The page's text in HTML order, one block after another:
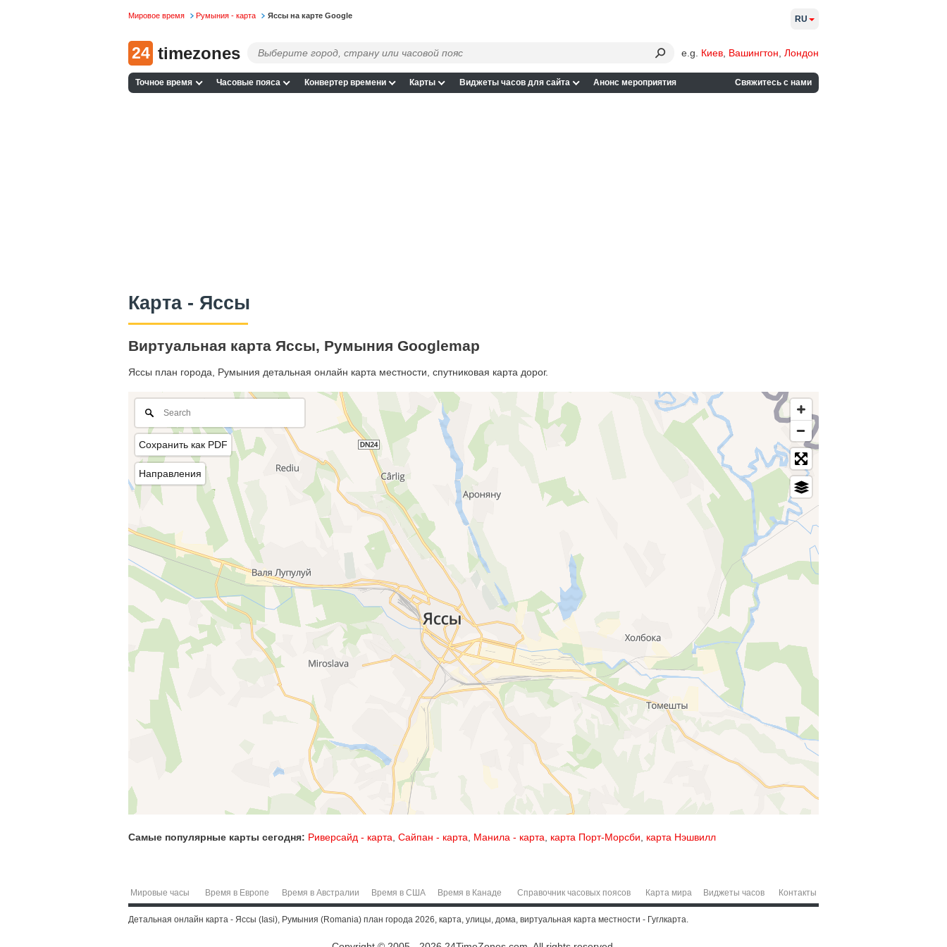
Мировое время Румыния - карта Яссы на карте Google
24 timezones e.g. Киев Вашингтон Лондон
Точное время Часовые пояса Конвертер времени Карты Виджеты часов для сайта Анонс мероприятия Свяжитесь с нами
RU
Карта - Яссы
Виртуальная карта Яссы, Румыния Googlemap
Яссы план города, Румыния детальная онлайн карта местности, спутниковая карта дорог.
Сохранить как PDF
Направления
Самые популярные карты сегодня: Риверсайд - карта Сайпан - карта Манила - карта карта Порт-Морсби карта Нэшвилл
Мировые часы Время в Европе Время в Австралии Время в США Время в Канаде Справочник часовых поясов Карта мира Виджеты часов Контакты
Детальная онлайн карта - Яссы (Iasi), Румыния (Romania) план города 2026, карта, улицы, дома, виртуальная карта местности - Гуглкарта.